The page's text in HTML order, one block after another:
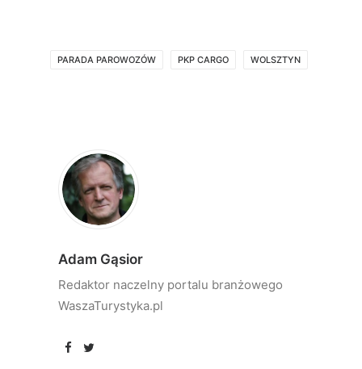
PARADA PAROWOZÓW PKP CARGO WOLSZTYN
Adam Gąsior
Redaktor naczelny portalu branżowego
WaszaTurystyka.pl